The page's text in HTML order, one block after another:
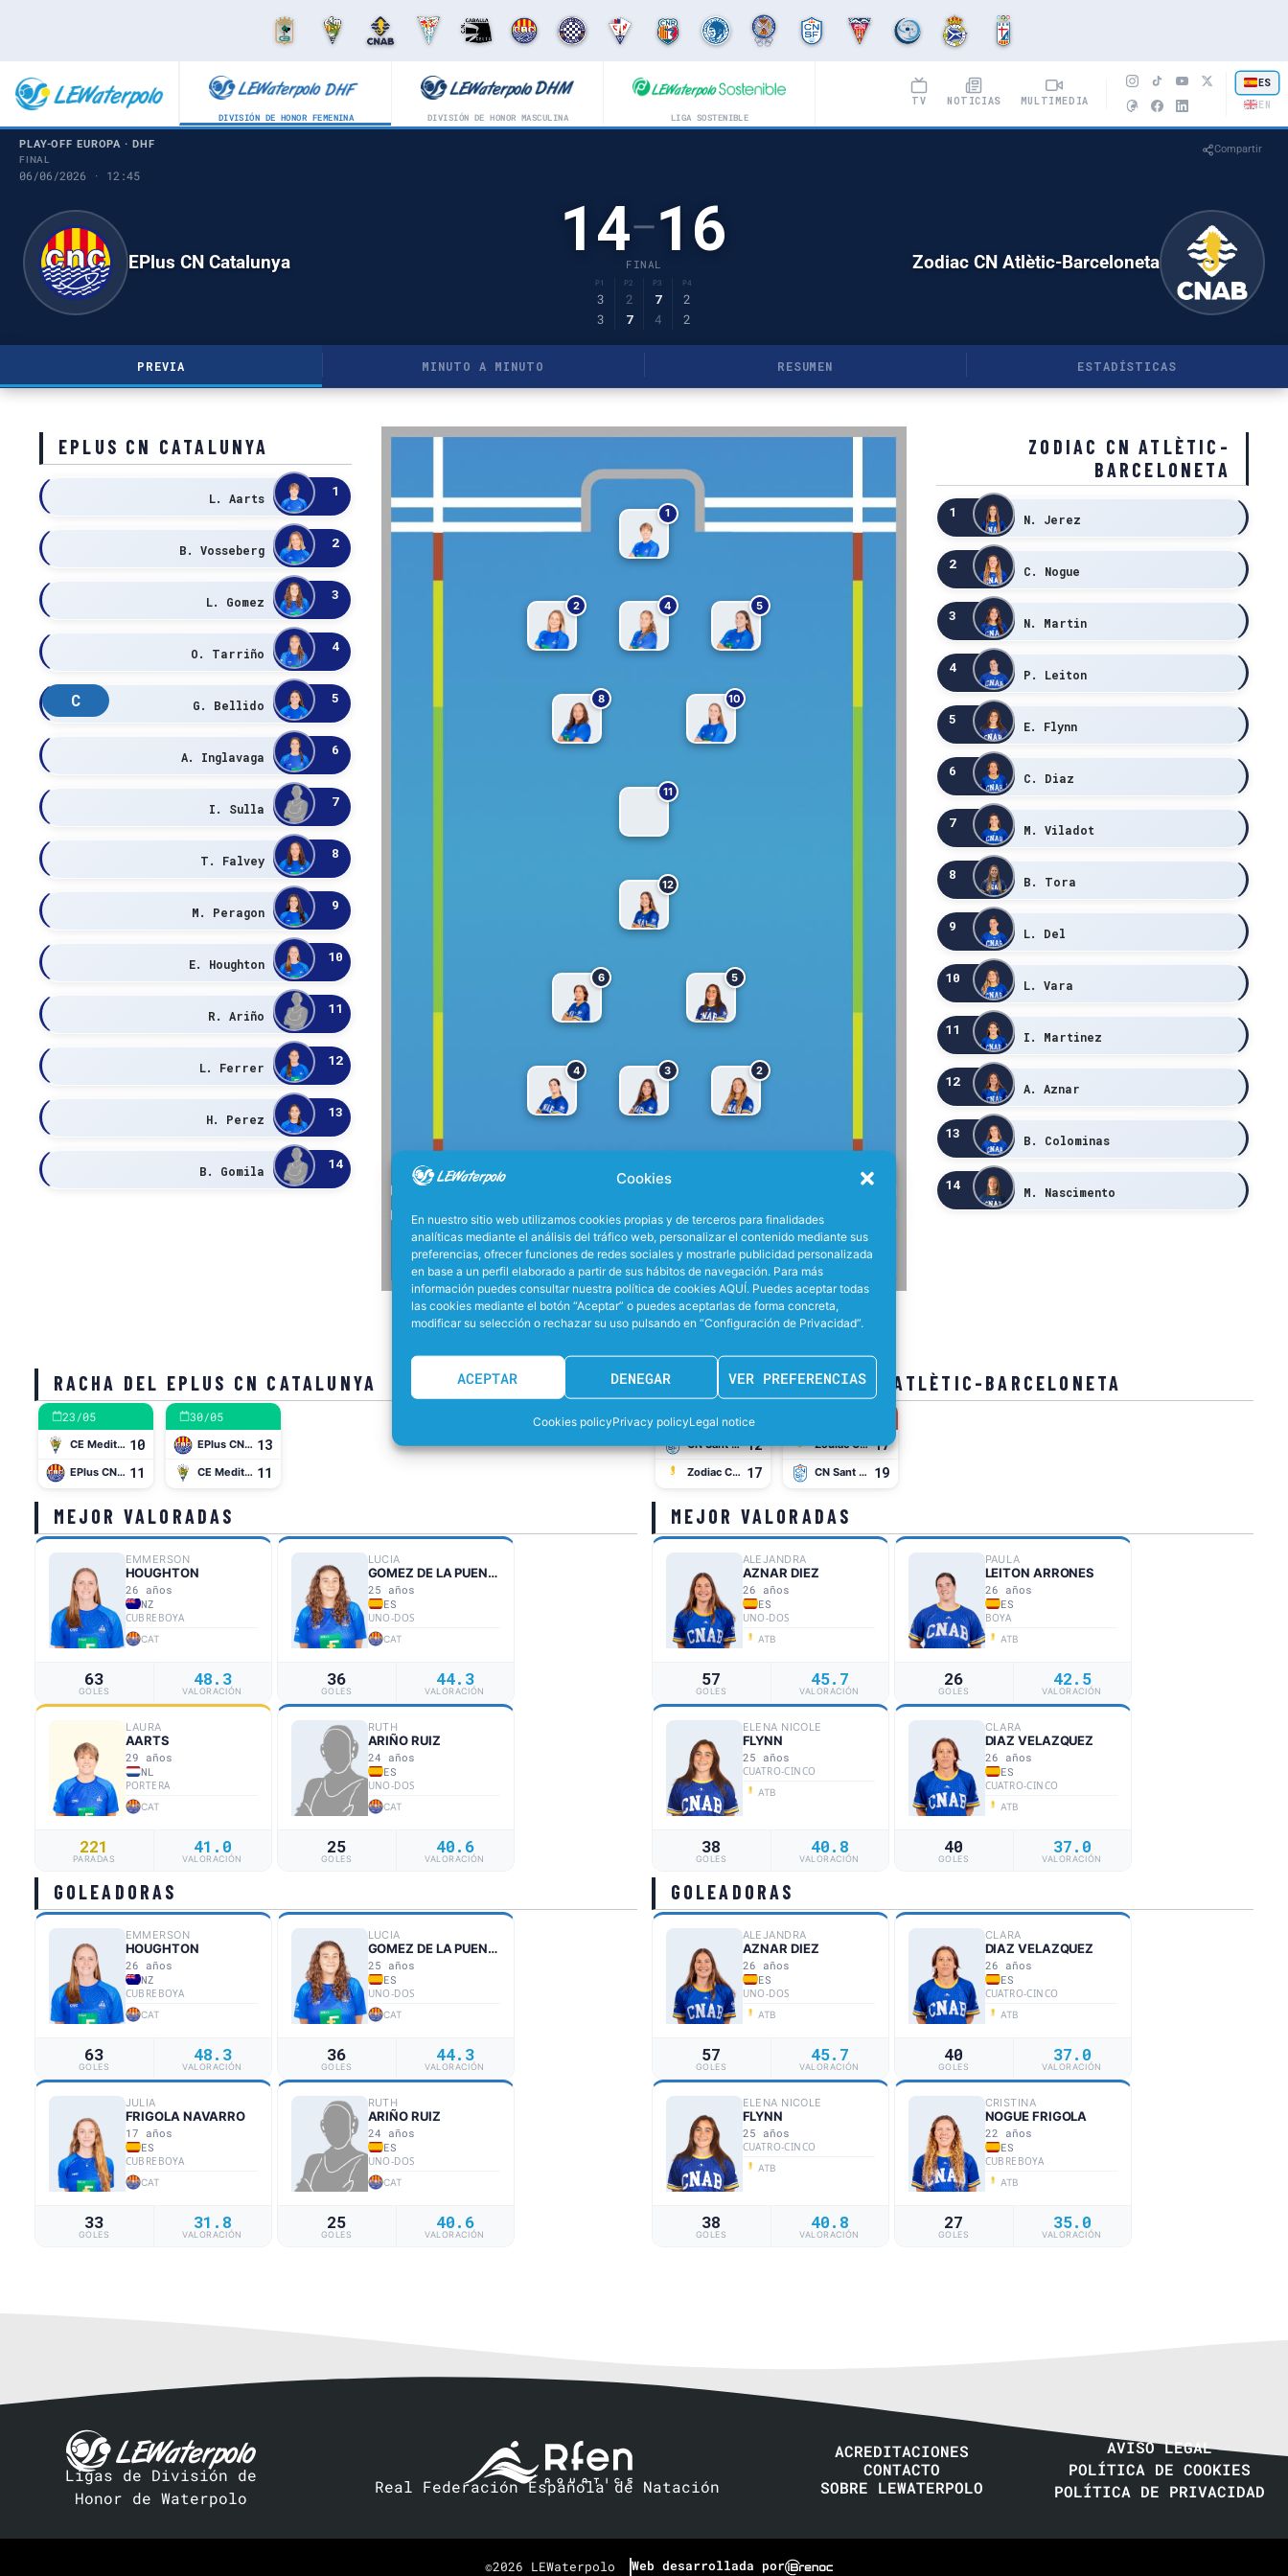
Cookies
En nuestro sitio web utilizamos cookies propias y de terceros para finalidades
analíticas mediante el análisis del tráfico web, personalizar el contenido mediante sus
preferencias, ofrecer funciones de redes sociales y mostrarle publicidad personalizada
en base a un perfil elaborado a partir de sus hábitos de navegación. Para más
información puedes consultar nuestra política de cookies AQUÍ. Puedes aceptar todas
las cookies mediante el botón “Aceptar” o puedes aceptarlas de forma concreta,
modificar su selección o rechazar su uso pulsando en “Configuración de Privacidad”.
ACEPTAR DENEGAR VER PREFERENCIAS
Cookies policyPrivacy policyLegal notice
DIVISIÓN DE HONOR FEMENINA DIVISIÓN DE HONOR MASCULINA LIGA SOSTENIBLE
TV NOTICIAS MULTIMEDIA
ES
EN
PLAY-OFF EUROPA · DHF
FINAL
06/06/2026 · 12:45
Compartir
EPlus CN Catalunya 14–16
FINAL
P1 P2 P3 P4
3 2 7
2
3
7 4 2
Zodiac CN Atlètic-Barceloneta
PREVIA MINUTO A MINUTO RESUMEN ESTADÍSTICAS
EPLUS CN CATALUNYA
L. Aarts 1
B. Vosseberg 2
L. Gomez 3
O. Tarriño 4
C G. Bellido 5
A. Inglavaga 6
I. Sulla 7
T. Falvey 8
M. Peragon 9
E. Houghton 10
R. Ariño 11
L. Ferrer 12
H. Perez 13
B. Gomila 14
1
2 4 5
8 10
11
12
6 5
4 3 2
ZODIAC CN ATLÈTIC-
BARCELONETA
1 N. Jerez
2 C. Nogue
3 N. Martin
4 P. Leiton
5 E. Flynn
6 C. Diaz
7 M. Viladot
8 B. Tora
9 L. Del
10 L. Vara
11 I. Martinez
12 A. Aznar
13 B. Colominas
14 M. Nascimento
RACHA DEL EPLUS CN CATALUNYA
23/05
CE Mediterrani 10
EPlus CN Catalunya 11
30/05
EPlus CN Catalunya 13
CE Mediterrani 11
RACHA DEL ZODIAC CN ATLÈTIC-BARCELONETA
23/05
CN Sant Feliu 12
Zodiac CN Atlètic-Barceloneta 17
Zodiac CN Atlètic-Barceloneta 17
CN Sant Feliu 19
MEJOR VALORADAS
EMMERSON
HOUGHTON
26 años
NZ
CUBREBOYA
CAT
63
GOLES
48.3
VALORACIÓN
LUCIA
GOMEZ DE LA PUENTE
25 años
ES
UNO-DOS
CAT
36
GOLES
44.3
VALORACIÓN
LAURA
AARTS
29 años
NL
PORTERA
CAT
221
PARADAS
41.0
VALORACIÓN
RUTH
ARIÑO RUIZ
24 años
ES
UNO-DOS
CAT
25
GOLES
40.6
VALORACIÓN
MEJOR VALORADAS
ALEJANDRA
AZNAR DIEZ
26 años
ES
UNO-DOS
ATB
57
GOLES
45.7
VALORACIÓN
PAULA
LEITON ARRONES
26 años
ES
BOYA
ATB
26
GOLES
42.5
VALORACIÓN
ELENA NICOLE
FLYNN
25 años
CUATRO-CINCO
ATB
38
GOLES
40.8
VALORACIÓN
CLARA
DIAZ VELAZQUEZ
26 años
ES
CUATRO-CINCO
ATB
40
GOLES
37.0
VALORACIÓN
GOLEADORAS
EMMERSON
HOUGHTON
26 años
NZ
CUBREBOYA
CAT
63
GOLES
48.3
VALORACIÓN
LUCIA
GOMEZ DE LA PUENTE
25 años
ES
UNO-DOS
CAT
36
GOLES
44.3
VALORACIÓN
JULIA
FRIGOLA NAVARRO
17 años
ES
CUBREBOYA
CAT
33
GOLES
31.8
VALORACIÓN
RUTH
ARIÑO RUIZ
24 años
ES
UNO-DOS
CAT
25
GOLES
40.6
VALORACIÓN
GOLEADORAS
ALEJANDRA
AZNAR DIEZ
26 años
ES
UNO-DOS
ATB
57
GOLES
45.7
VALORACIÓN
CLARA
DIAZ VELAZQUEZ
26 años
ES
CUATRO-CINCO
ATB
40
GOLES
37.0
VALORACIÓN
ELENA NICOLE
FLYNN
25 años
CUATRO-CINCO
ATB
38
GOLES
40.8
VALORACIÓN
CRISTINA
NOGUE FRIGOLA
22 años
ES
CUBREBOYA
ATB
27
GOLES
35.0
VALORACIÓN
Ligas de División de
Honor de Waterpolo
Real Federación Española de Natación
ACREDITACIONES
CONTACTO
SOBRE LEWATERPOLO
AVISO LEGAL
POLÍTICA DE COOKIES
POLÍTICA DE PRIVACIDAD
©2026 LEWaterpolo Web desarrollada por